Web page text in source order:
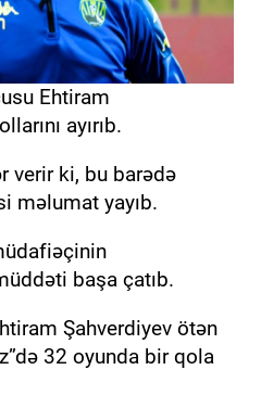
Ehtiram
ayırıb.
verir ki, bu barədə
məlumat yayıb.
başa çatıb.
Şahverdiyev ötən
32 oyunda bir qola